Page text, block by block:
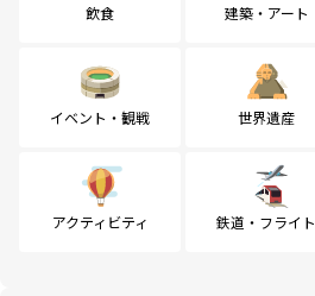
飲食 建築・アート
イベント・観戦 世界遺産
アクティビティ 鉄道・フライト